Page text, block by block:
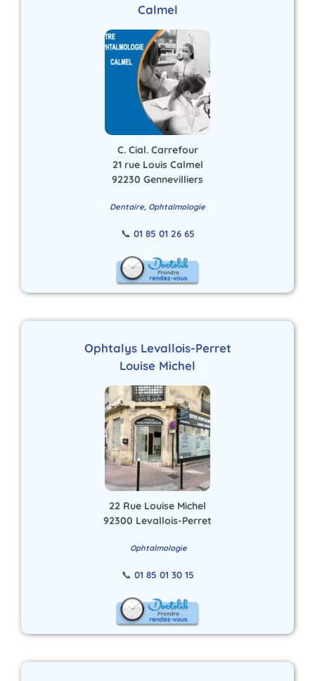
Calmel
C. Cial. Carrefour
21 rue Louis Calmel
92230 Gennevilliers
Dentaire, Ophtalmologie
📞 01 85 01 26 65
Ophtalys Levallois-Perret
Louise Michel
22 Rue Louise Michel
92300 Levallois-Perret
Ophtalmologie
📞 01 85 01 30 15